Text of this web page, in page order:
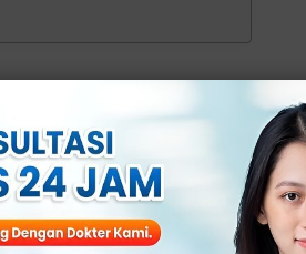
pada vagina, mulai